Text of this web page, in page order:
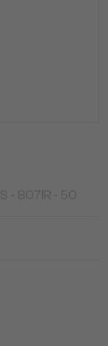
- 807IR - 50